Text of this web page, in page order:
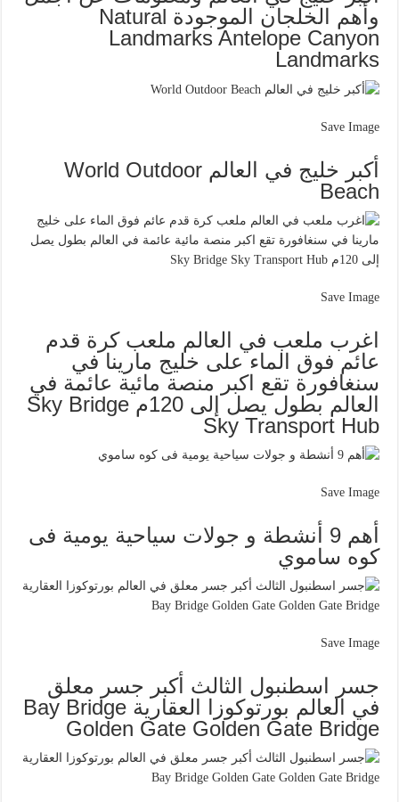
وأهم الخلجان الموجودة Natural
Landmarks Antelope Canyon
Landmarks
Save Image
أكبر خليج في العالم World Outdoor
Beach
Save Image
اغرب ملعب في العالم ملعب كرة قدم
عائم فوق الماء على خليج مارينا في
سنغافورة تقع اكبر منصة مائية عائمة في
العالم بطول يصل إلى 120م Sky Bridge
Sky Transport Hub
Save Image
أهم 9 أنشطة و جولات سياحية يومية فى
كوه ساموي
Save Image
جسر اسطنبول الثالث أكبر جسر معلق
في العالم بورتوكوزا العقارية Bay Bridge
Golden Gate Golden Gate Bridge